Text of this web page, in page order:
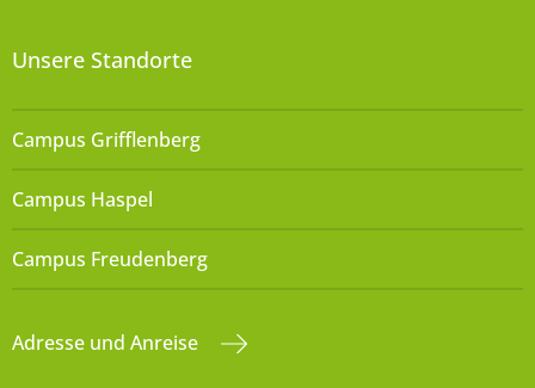
Unsere Standorte
Campus Grifflenberg
Campus Haspel
Campus Freudenberg
Adresse und Anreise